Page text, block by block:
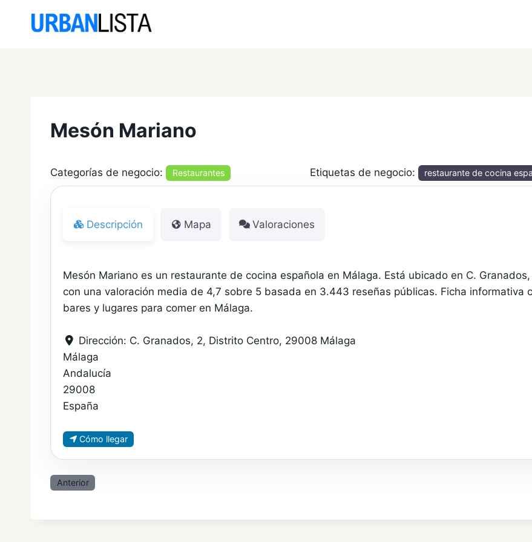
Mesón Mariano
Categorías de negocio: Restaurantes Etiquetas de negocio: restaurante de cocina
Descripción Mapa Valoraciones
Mesón Mariano es un restaurante de cocina española en Málaga. Está ubicado en C.
con una valoración media de 4,7 sobre 5 basada en 3.443 reseñas públicas. Ficha informativa
bares y lugares para comer en Málaga.
Dirección: C. Granados, 2, Distrito Centro, 29008 Málaga
Málaga
Andalucía
29008
España
Cómo llegar
Anterior